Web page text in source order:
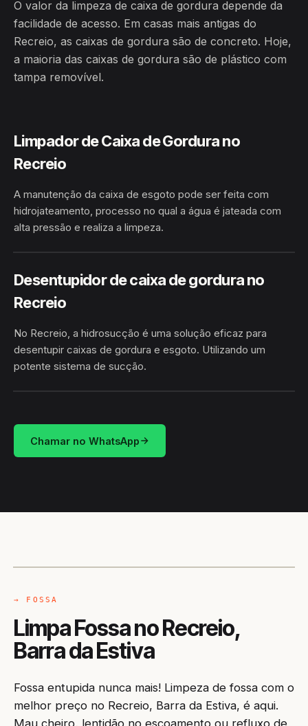
O valor da limpeza de caixa de gordura depende da
facilidade de acesso. Em casas mais antigas do
Recreio, as caixas de gordura são de concreto. Hoje,
a maioria das caixas de gordura são de plástico com
tampa removível.
Limpador de Caixa de Gordura no
Recreio
A manutenção da caixa de esgoto pode ser feita com
hidrojateamento, processo no qual a água é jateada com
alta pressão e realiza a limpeza.
HIDROJATEAMENTO RECREIO · BARRA DA ESTIVA/BA
Desentupidor de caixa de gordura no
Recreio
No Recreio, a hidrosucção é uma solução eficaz para
desentupir caixas de gordura e esgoto. Utilizando um
potente sistema de sucção.
HIDROSUCÇÃO RECREIO · BARRA DA ESTIVA/BA
Chamar no WhatsApp
→ FOSSA
Limpa Fossa no Recreio,
Barra da Estiva
Fossa entupida nunca mais! Limpeza de fossa com o
melhor preço no Recreio, Barra da Estiva, é aqui.
Mau cheiro, lentidão no escoamento ou refluxo de